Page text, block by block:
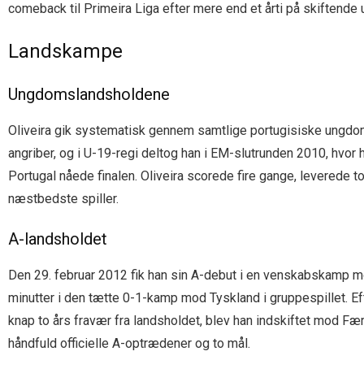
comeback til Primeira Liga efter mere end et årti på skiftende
Landskampe
Ungdomslandsholdene
Oliveira gik systematisk gennem samtlige portugisiske
angriber, og i U-19-regi deltog han i EM-slutrunden 2010,
Portugal nåede finalen. Oliveira scorede fire gange,
næstbedste spiller.
A-landsholdet
Den 29. februar 2012 fik han sin A-debut i en venskabskamp
minutter i den tætte 0-1-kamp mod Tyskland i gruppespillet.
knap to års fravær fra landsholdet, blev han indskiftet mod
håndfuld officielle A-optrædener og to mål.